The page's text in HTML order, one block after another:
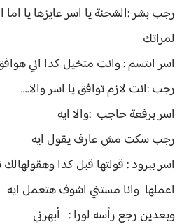
رجب بشر :الشحنة يا اسر عايزها يا
لمراتك
اسر ابتسم : وانت متخيل كدا اني
رجب :انت لازم توافق يا اسر والا....
اسر برفعة حاجب :والا ايه
رجب سكت مش عارف يقول ايه
اسر ببرود : قولتها قبل كدا
اعملها وانا مستني اشوف هتعمل ايه
وبعدين رجع رأسه لورا : أبهرني